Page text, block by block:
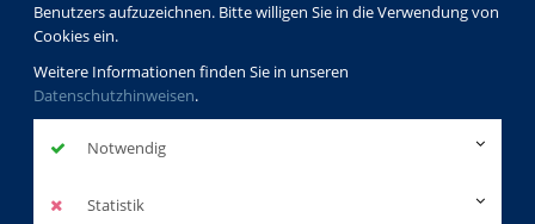
Benutzers aufzuzeichnen. Bitte willigen Sie in die Verwendung von
Cookies ein.
Weitere Informationen finden Sie in unseren
Datenschutzhinweisen.
Notwendig
Statistik
Suche